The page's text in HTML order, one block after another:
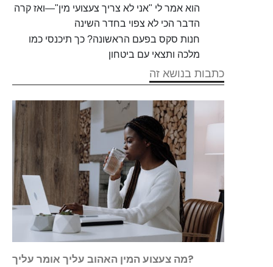
הוא אמר לי "אני לא צריך צעצועי מין"—ואז קרה
הדבר הכי לא צפוי בחדר השינה
חנות סקס בפעם הראשונה? כך תיכנסי כמו
מלכה ותצאי עם ביטחון
כתבות בנושא זה
מה צעצוע המין האהוב עליך אומר עליך?